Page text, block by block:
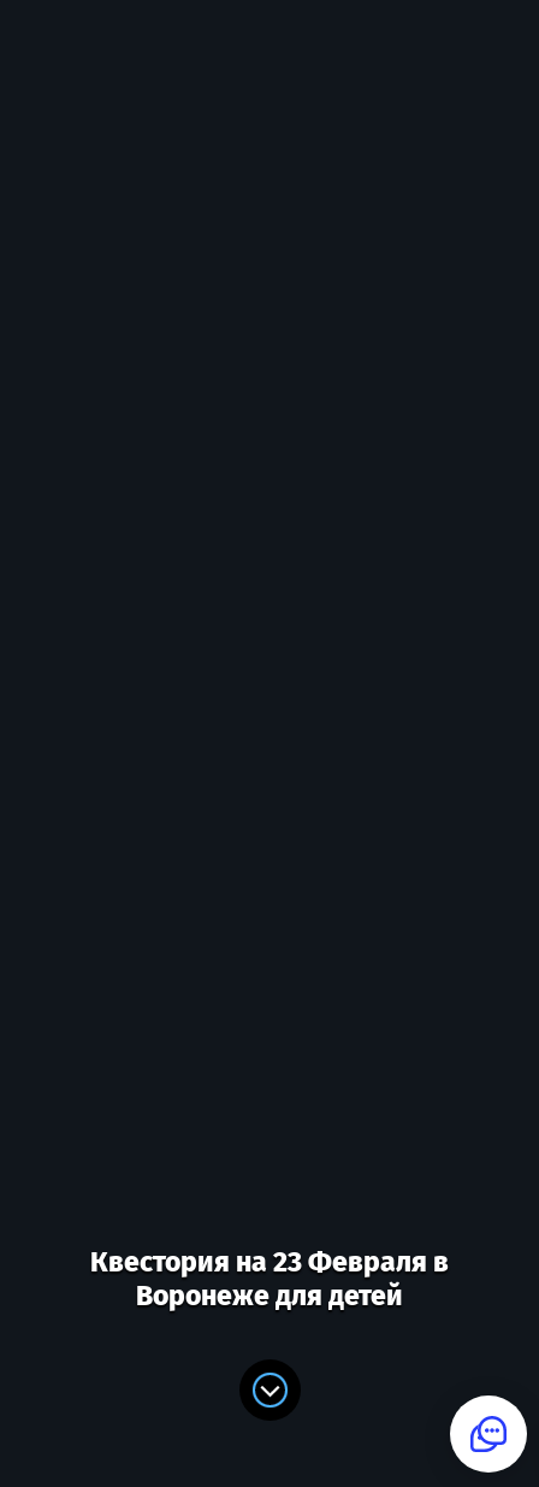
Квестория на 23 Февраля в
Воронеже для детей